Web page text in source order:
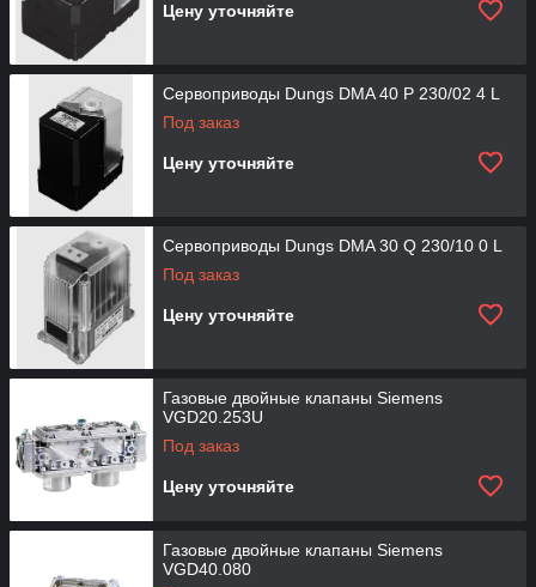
Цену уточняйте
Сервоприводы Dungs DMA 40 P 230/02 4 L
Под заказ
Цену уточняйте
Сервоприводы Dungs DMA 30 Q 230/10 0 L
Под заказ
Цену уточняйте
Газовые двойные клапаны Siemens
VGD20.253U
Под заказ
Цену уточняйте
Газовые двойные клапаны Siemens
VGD40.080